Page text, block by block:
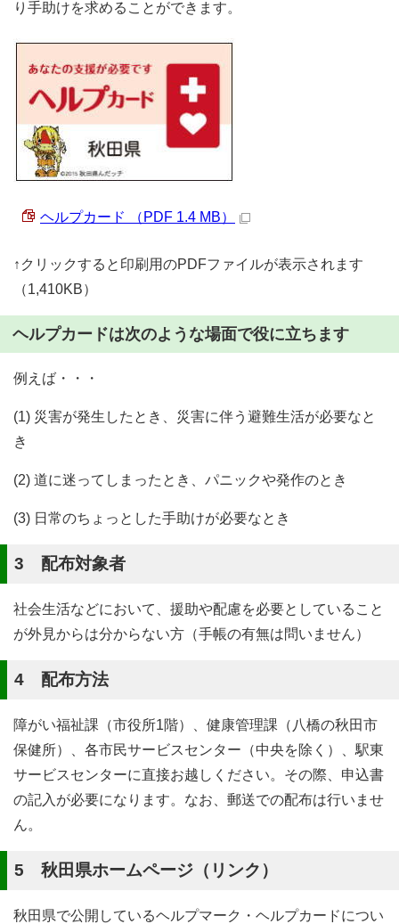
り手助けを求めることができます。
ヘルプカード （PDF 1.4 MB）
↑クリックすると印刷用のPDFファイルが表示されます
（1,410KB）
ヘルプカードは次のような場面で役に立ちます
例えば・・・
(1) 災害が発生したとき、災害に伴う避難生活が必要なと
き
(2) 道に迷ってしまったとき、パニックや発作のとき
(3) 日常のちょっとした手助けが必要なとき
3 配布対象者
社会生活などにおいて、援助や配慮を必要としていること
が外見からは分からない方（手帳の有無は問いません）
4 配布方法
障がい福祉課（市役所1階）、健康管理課（八橋の秋田市
保健所）、各市民サービスセンター（中央を除く）、駅東
サービスセンターに直接お越しください。その際、申込書
の記入が必要になります。なお、郵送での配布は行いませ
ん。
5 秋田県ホームページ（リンク）
秋田県で公開しているヘルプマーク・ヘルプカードについ